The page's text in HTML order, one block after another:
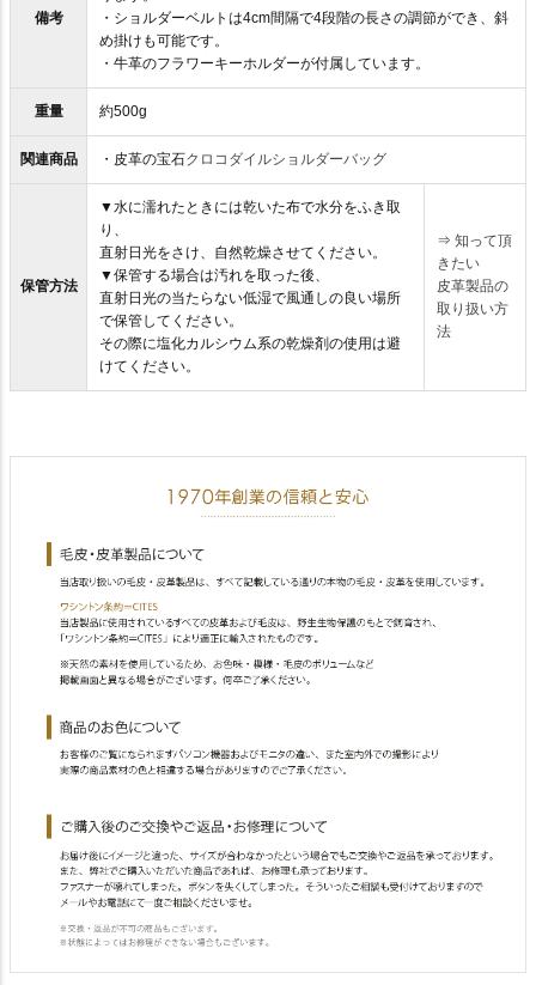
備考
・ショルダーベルトは4cm間隔で4段階の長さの調節ができ、斜
め掛けも可能です。
・牛革のフラワーキーホルダーが付属しています。
重量 約500g
関連商品 ・皮革の宝石クロコダイルショルダーバッグ
保管方法
▼水に濡れたときには乾いた布で水分をふき取
り、
直射日光をさけ、自然乾燥させてください。
▼保管する場合は汚れを取った後、
直射日光の当たらない低湿で風通しの良い場所
で保管してください。
その際に塩化カルシウム系の乾燥剤の使用は避
けてください。
⇒ 知って頂
きたい
皮革製品の
取り扱い方
法